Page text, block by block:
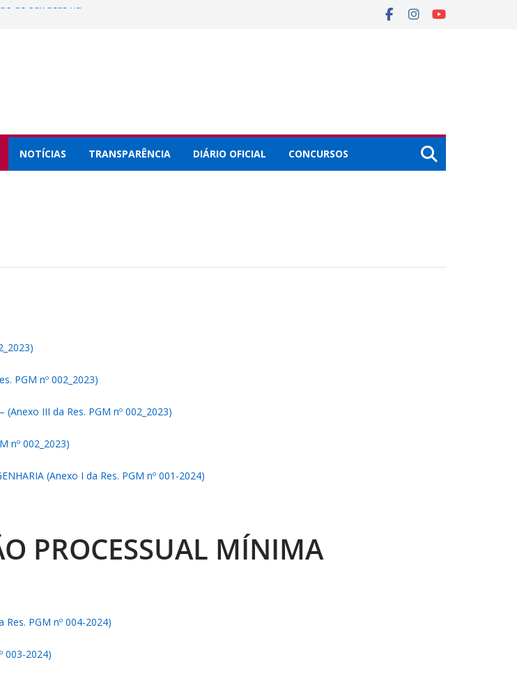
de barracas na
na
NOTÍCIAS TRANSPARÊNCIA DIÁRIO OFICIAL CONCURSOS
PGM nº 002_2023)
(Anexo III da Res. PGM nº 002_2023)
nº 002_2023)
(Anexo I da Res. PGM nº 001-2024)
PROCESSUAL MÍNIMA
Res. PGM nº 004-2024)
003-2024)